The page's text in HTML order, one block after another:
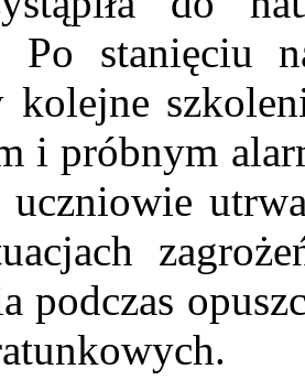
Po stanięciu
kolejne
i próbnym
uczniowie
podczas